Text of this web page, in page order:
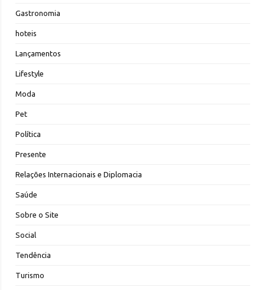
Gastronomia
hoteis
Lançamentos
Lifestyle
Moda
Pet
Política
Presente
Relações Internacionais e Diplomacia
Saúde
Sobre o Site
Social
Tendência
Turismo